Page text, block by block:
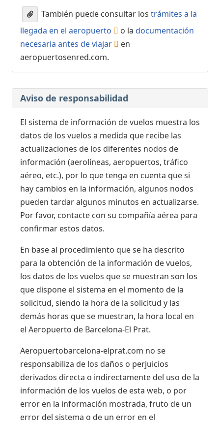
También puede consultar los trámites a la
llegada en el aeropuerto
o la documentación
necesaria antes de viajar
en
aeropuertosenred.com.
Aviso de responsabilidad
El sistema de información de vuelos muestra los
datos de los vuelos a medida que recibe las
actualizaciones de los diferentes nodos de
información (aerolíneas, aeropuertos, tráfico
aéreo, etc.), por lo que tenga en cuenta que si
hay cambios en la información, algunos nodos
pueden tardar algunos minutos en actualizarse.
Por favor, contacte con su compañía aérea para
confirmar estos datos.
En base al procedimiento que se ha descrito
para la obtención de la información de vuelos,
los datos de los vuelos que se muestran son los
que dispone el sistema en el momento de la
solicitud, siendo la hora de la solicitud y las
demás horas que se muestran, la hora local en
el Aeropuerto de Barcelona-El Prat.
Aeropuertobarcelona-elprat.com no se
responsabiliza de los daños o perjuicios
derivados directa o indirectamente del uso de la
información de los vuelos de esta web, o por
error en la información mostrada, fruto de un
error del sistema o de un error en el